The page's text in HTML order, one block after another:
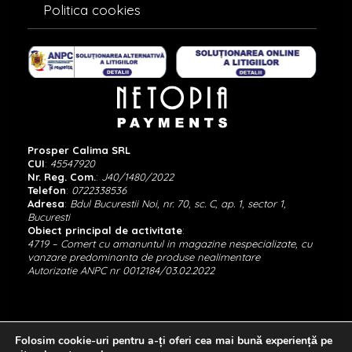
Politica cookies
Prosper Calima SRL
CUI: 45547920
Nr. Reg. Com.: J40/1480/2022
Telefon: 0722338536
Adresa: Bdul Bucurestii Noi, nr. 70, sc. C, ap. 1, sector 1,
Bucuresti
Obiect principal de activitate:
4719 – Comert cu amanuntul in magazine nespecializate, cu
vanzare predominanta de produse nealimentare
Autorizatie ANPC nr 0012184/03.02.2022
Folosim cookie-uri pentru a-ți oferi cea mai bună experiență pe